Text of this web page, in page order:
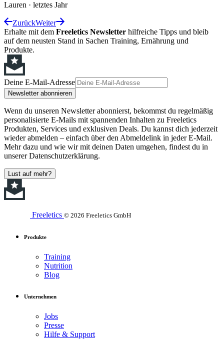
Lauren · letztes Jahr
ZurückWeiter
Erhalte mit dem Freeletics Newsletter hilfreiche Tipps und bleib
auf dem neusten Stand in Sachen Training, Ernährung und
Produkte.
Deine E-Mail-Adresse
Newsletter abonnieren
Wenn du unseren Newsletter abonnierst, bekommst du regelmäßig
personalisierte E-Mails mit spannenden Inhalten zu Freeletics
Produkten, Services und exklusiven Deals. Du kannst dich jederzeit
wieder abmelden – einfach über den Abmeldelink in jeder E-Mail.
Mehr dazu und wie wir mit deinen Daten umgehen, findest du in
unserer Datenschutzerklärung.
Lust auf mehr?
Freeletics © 2026 Freeletics GmbH
Produkte
Training
Nutrition
Blog
Unternehmen
Jobs
Presse
Hilfe & Support